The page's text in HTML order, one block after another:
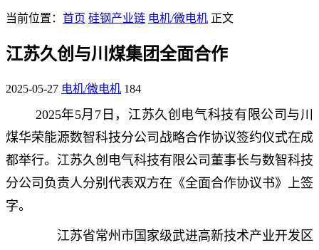
当前位置： 首页 硅钢产业链 电机/微电机 正文
江苏久创与川煤集团全面合作
2025-05-27 电机/微电机 184
2025年5月7日，江苏久创电气科技有限公司与川
煤华荣能源数智科技分公司战略合作协议签约仪式在成
都举行。江苏久创电气科技有限公司董事长与数智科技
分公司负责人分别代表双方在《全面合作协议书》上签
字。
江苏省常州市国家级武进高新技术产业开发区